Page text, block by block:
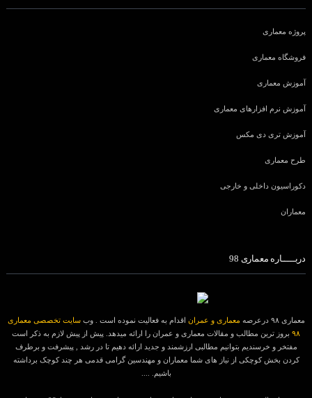
پروژه معماری
فروشگاه معماری
آموزش معماری
آموزش نرم افزارهای معماری
آموزش تری دی مکس
طرح معماری
دکوراسیون داخلی و خارجی
معماران
دربـــــاره معماری 98
معماری ۹۸ درعرصه معماری و عمران اقدام به فعالیت نموده است . وبسایت تخصصی معماری
۹۸ بروز ترین مطالب و مقالات معماری و عمران را ارائه میدهد. پیش از پیش لازم به ذکر است
مفتخر و خرسندیم بتوانیم مطالبی ارزشمند و جدید ارائه دهیم تا در رشد , پیشرفت و برطرف
کردن بخش کوچکی از نیاز های شما معماران و مهندسین گرامی قدمی هر چند کوچک برداشته
باشیم. ....